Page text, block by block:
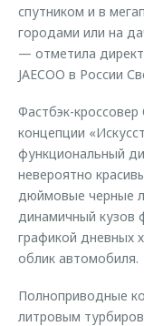
спутником и в
городами или на
— отметила
JAECOO в России
Фастбэк-
концепции
функциональный
невероятно
дюймовые черные
динамичный кузов
графикой дневных
облик автомобиля.
Полноприводные
литровым